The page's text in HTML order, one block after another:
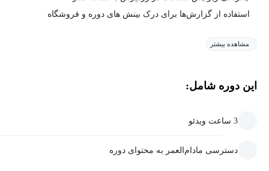
استفاده از گزارش‌ها برای درک بینش های دوره و فروشگاه
مشاهده بیشتر
این دوره شامل:
3 ساعت ویدئو
دسترسی مادام‌العمر به محتوای دوره